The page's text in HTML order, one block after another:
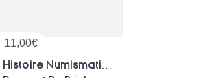
11,00€